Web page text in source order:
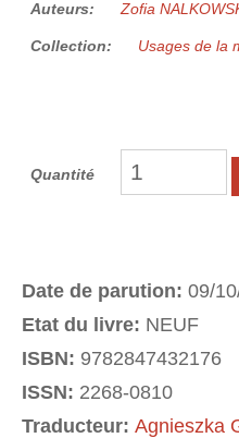
Auteurs: Zofia
Collection: Usages de la
Quantité
Date de parution: 09/
Etat du livre: NEUF
ISBN: 9782847432176
ISSN: 2268-0810
Traducteur: Agnieszka